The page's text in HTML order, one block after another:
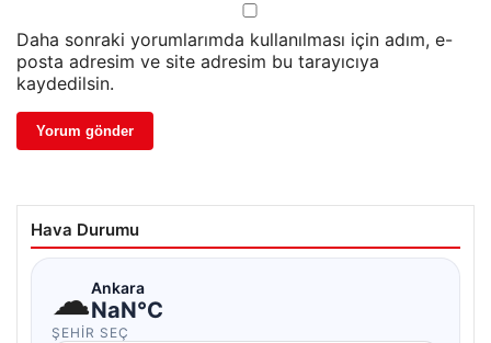
Daha sonraki yorumlarımda kullanılması için adım, e-
posta adresim ve site adresim bu tarayıcıya
kaydedilsin.
Hava Durumu
☁Ankara
NaN°C
ŞEHIR SEÇ